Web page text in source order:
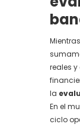
reales
la
En el
ciclo